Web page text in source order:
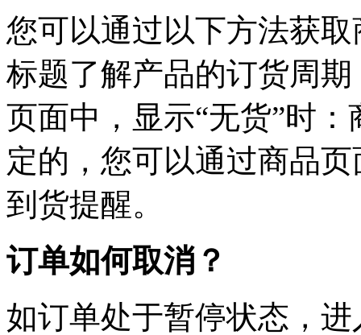
您可以通过以下方法获
标题了解产品的订货周
页面中，显示“无货”时
定的，您可以通过商品
到货提醒。
订单如何取消？
如订单处于暂停状态，